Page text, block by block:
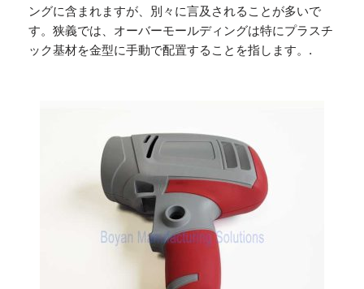
ングに含まれますが、別々に言及されることが多いで
す。狭義では、オーバーモールディングは特にプラスチ
ック基材を金型に手動で配置することを指します。.